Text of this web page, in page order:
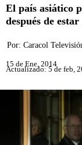
El país asiático
después de
Por: Caracol
15 de Ene, 2014
Actualizado: 5 de feb,